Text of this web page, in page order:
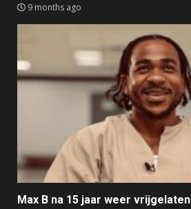
9 months ago
Max B na 15 jaar weer vrijgelaten